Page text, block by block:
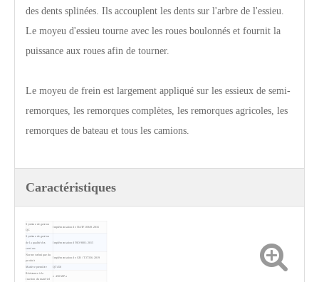
des dents splinées. Ils accouplent les dents sur l'arbre de l'essieu.
Le moyeu d'essieu tourne avec les roues boulonnés et fournit la
puissance aux roues afin de tourner.
Le moyeu de frein est largement appliqué sur les essieux de semi-
remorques, les remorques complètes, les remorques agricoles, les
remorques de bateau et tous les camions.
Caractéristiques
Système de gestion
QC
Implémentation de l'IATF16949-2016
Système de gestion
de la qualité des
services
Implémentation d'ISO9001-2015
Norme technique du
produit
Implémentation de GB / T37336-2019
Matière première
QT450
Résistance à la
traction du matériel
≥ 450 MPa